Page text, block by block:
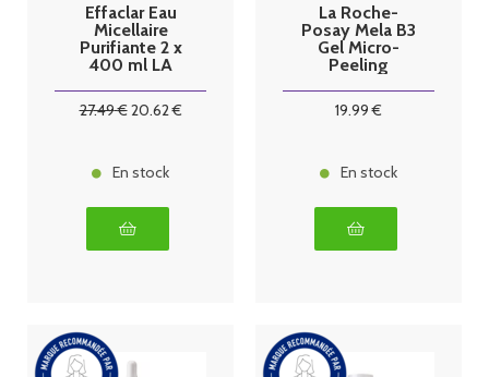
Effaclar Eau
Micellaire
Purifiante 2 x
400 ml LA
27.49€20.62€
En stock
La Roche-
Posay Mela B3
Gel Micro-
Peeling
19.99 €
En stock